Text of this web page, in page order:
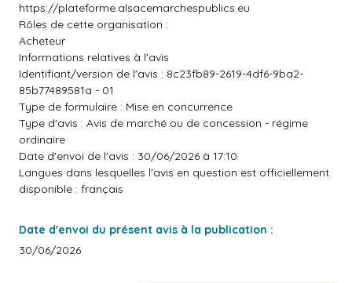
https://plateforme.alsacemarchespublics.eu
Rôles de cette organisation :
Acheteur
Informations relatives à l'avis
Identifiant/version de l'avis : 8c23fb89-2619-4df6-9ba2-
85b77489581a - 01
Type de formulaire : Mise en concurrence
Type d'avis : Avis de marché ou de concession - régime
ordinaire
Date d'envoi de l'avis : 30/06/2026 à 17:10
Langues dans lesquelles l'avis en question est officiellement
disponible : français
Date d'envoi du présent avis à la publication :
30/06/2026